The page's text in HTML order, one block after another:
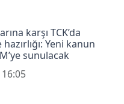
karşı TCK’da
Yeni kanun
sunulacak